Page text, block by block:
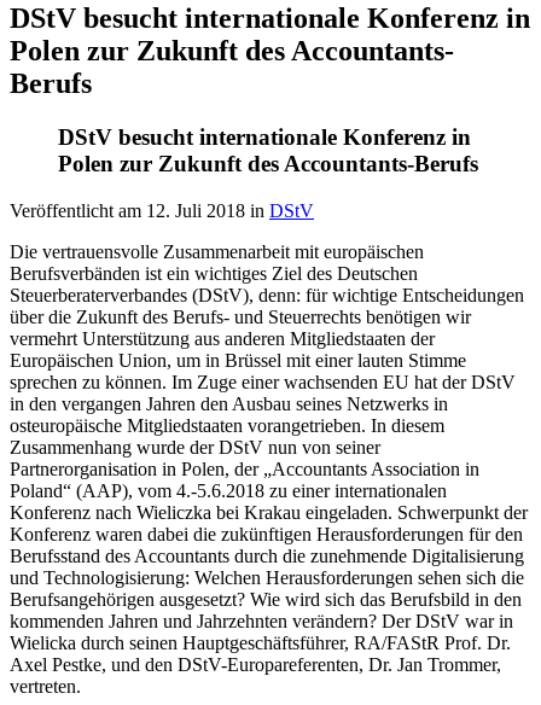
DStV besucht internationale Konferenz in
Polen zur Zukunft des Accountants-
Berufs
DStV besucht internationale Konferenz in
Polen zur Zukunft des Accountants-Berufs
Veröffentlicht am 12. Juli 2018 in DStV
Die vertrauensvolle Zusammenarbeit mit europäischen
Berufsverbänden ist ein wichtiges Ziel des Deutschen
Steuerberaterverbandes (DStV), denn: für wichtige Entscheidungen
über die Zukunft des Berufs- und Steuerrechts benötigen wir
vermehrt Unterstützung aus anderen Mitgliedstaaten der
Europäischen Union, um in Brüssel mit einer lauten Stimme
sprechen zu können. Im Zuge einer wachsenden EU hat der DStV
in den vergangen Jahren den Ausbau seines Netzwerks in
osteuropäische Mitgliedstaaten vorangetrieben. In diesem
Zusammenhang wurde der DStV nun von seiner
Partnerorganisation in Polen, der „Accountants Association in
Poland“ (AAP), vom 4.-5.6.2018 zu einer internationalen
Konferenz nach Wieliczka bei Krakau eingeladen. Schwerpunkt der
Konferenz waren dabei die zukünftigen Herausforderungen für den
Berufsstand des Accountants durch die zunehmende Digitalisierung
und Technologisierung: Welchen Herausforderungen sehen sich die
Berufsangehörigen ausgesetzt? Wie wird sich das Berufsbild in den
kommenden Jahren und Jahrzehnten verändern? Der DStV war in
Wielicka durch seinen Hauptgeschäftsführer, RA/FAStR Prof. Dr.
Axel Pestke, und den DStV-Europareferenten, Dr. Jan Trommer,
vertreten.